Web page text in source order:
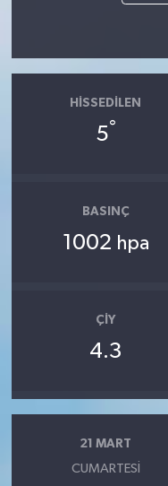
HISSEDILEN
5°
BASINÇ
1002 hpa
ÇIY
4.3
21 MART
CUMARTESI